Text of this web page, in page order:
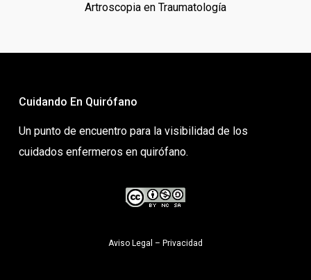
Artroscopia en Traumatología
Cuidando En Quirófano
Un punto de encuentro para la visibilidad de los
cuidados enfermeros en quirófano.
Aviso Legal – Privacidad